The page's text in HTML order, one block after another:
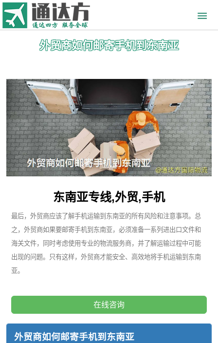
外贸商如何邮寄手机到东南亚
东南亚专线,外贸,手机
最后，外贸商应该了解手机运输到东南亚的所有风险和注意事项。总
之，外贸商如果要邮寄手机到东南亚，必须准备一系列进出口文件和
海关文件，同时考虑使用专业的物流服务商，并了解运输过程中可能
出现的问题。只有这样，外贸商才能安全、高效地将手机运输到东南
亚。
在线咨询
外贸商如何邮寄手机到东南亚